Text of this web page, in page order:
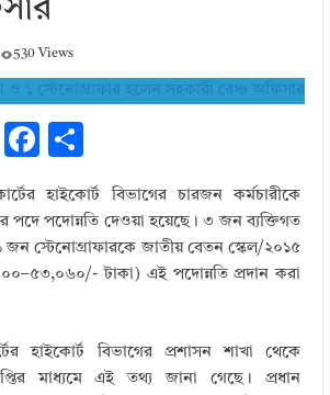
530 Views
T
F
e
b
o
k
ar
e
হাইকোর্ট বিভাগের চারজন কর্মচারীকে
পদে পদোন্নতি দেওয়া হয়েছে। ৩ জন ব্যক্তিগত
জন স্টেনোগ্রাফারকে জাতীয় বেতন স্কেল/২০১৫
টাকা) এই পদোন্নতি প্রদান করা
হাইকোর্ট বিভাগের প্রশাসন শাখা থেকে
মাধ্যমে এই তথ্য জানা গেছে। প্রধান